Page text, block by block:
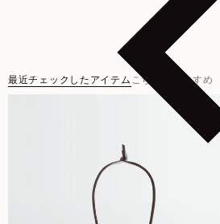
最近チェックしたアイテム こちらもおすすめ